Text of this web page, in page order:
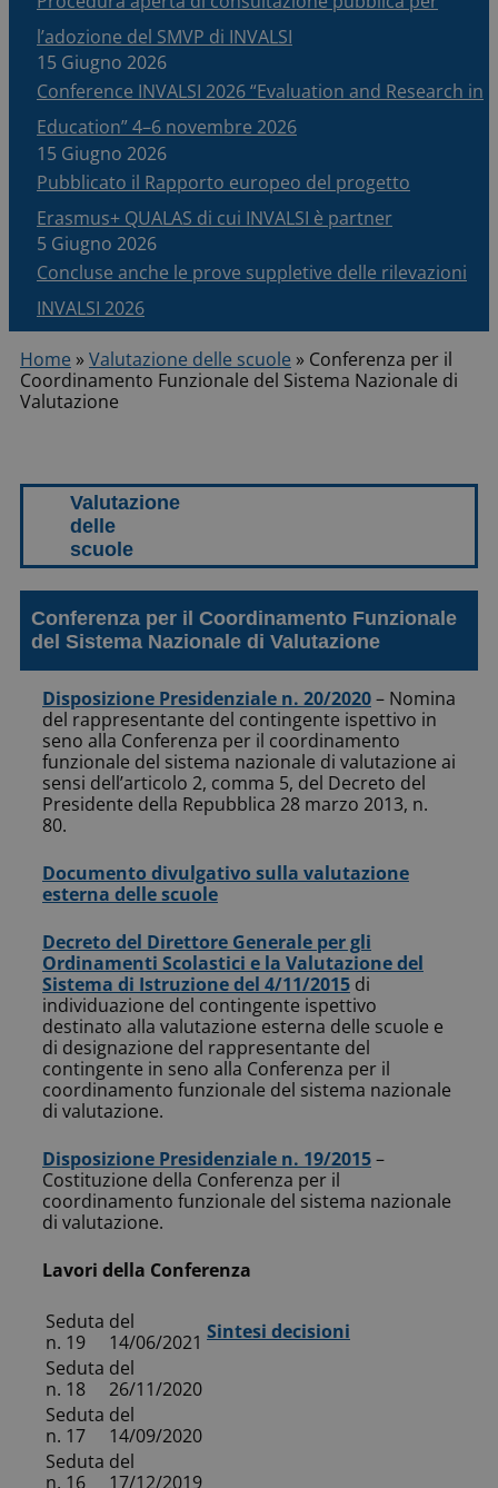
l’adozione del SMVP di INVALSI
15 Giugno 2026
Conference INVALSI 2026 “Evaluation and Research in
Education” 4–6 novembre 2026
15 Giugno 2026
Pubblicato il Rapporto europeo del progetto
Erasmus+ QUALAS di cui INVALSI è partner
5 Giugno 2026
Concluse anche le prove suppletive delle rilevazioni
INVALSI 2026
Home »Valutazione delle scuole » Conferenza per il
Coordinamento Funzionale del Sistema Nazionale di
Valutazione
Conferenza per il Coordinamento Funzionale
del Sistema Nazionale di Valutazione
Disposizione Presidenziale n. 20/2020– Nomina
del rappresentante del contingente ispettivo in
seno alla Conferenza per il coordinamento
funzionale del sistema nazionale di valutazione ai
sensi dell’articolo 2, comma 5, del Decreto del
Presidente della Repubblica 28 marzo 2013, n.
80.
Documento divulgativo sulla valutazione
esterna delle scuole
Decreto del Direttore Generale per gli
Ordinamenti Scolastici e la Valutazione del
Sistema di Istruzione del 4/11/2015 di
individuazione del contingente ispettivo
destinato alla valutazione esterna delle scuole e
di designazione del rappresentante del
contingente in seno alla Conferenza per il
coordinamento funzionale del sistema nazionale
di valutazione.
Disposizione Presidenziale n. 19/2015–
Costituzione della Conferenza per il
coordinamento funzionale del sistema nazionale
di valutazione.
Lavori della Conferenza
Seduta
n. 19
del
14/06/2021 Sintesi decisioni
Seduta
n. 18
del
26/11/2020
Seduta
n. 17
del
14/09/2020
Seduta
n. 16
del
17/12/2019